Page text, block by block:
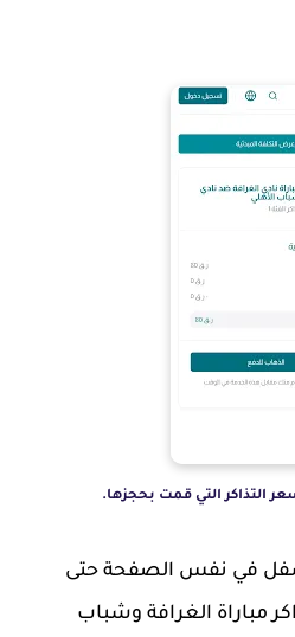
التذاكر التي قمت بحجزها.
في نفس الصفحة حتى
مباراة الغرافة وشباب